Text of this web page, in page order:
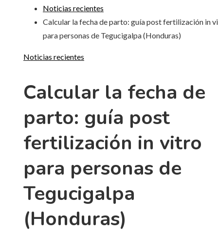
Noticias recientes
Calcular la fecha de parto: guía post fertilización in
para personas de Tegucigalpa (Honduras)
Noticias recientes
Calcular la fecha de
parto: guía post
fertilización in vitro
para personas de
Tegucigalpa
(Honduras)